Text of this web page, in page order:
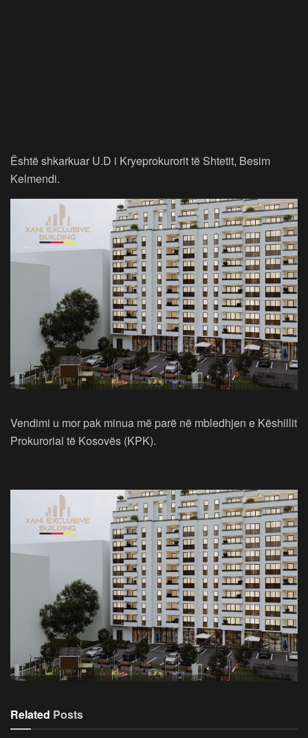
Është shkarkuar U.D i Kryeprokurorit të Shtetit, Besim
Kelmendi.
Vendimi u mor pak minua më parë në mbledhjen e Këshillit
Prokurorial të Kosovës (KPK).
Related Posts